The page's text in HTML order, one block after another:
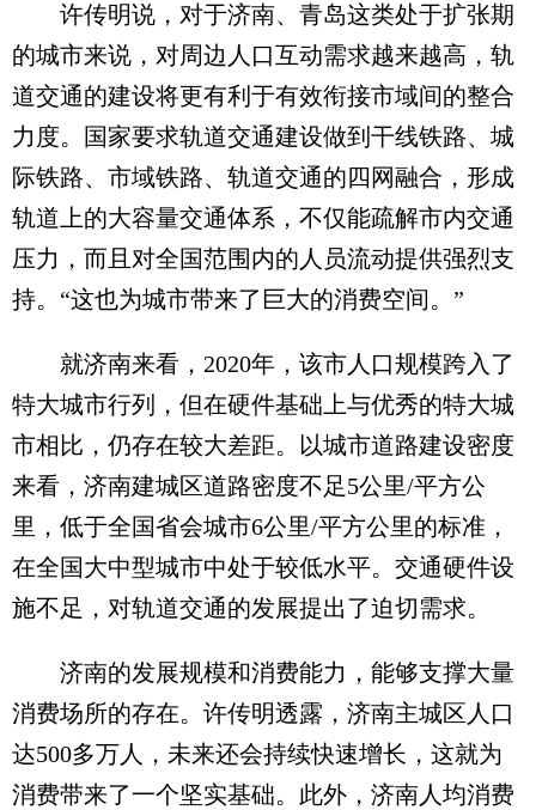
许传明说，对于济南、青岛这类处于扩张期
的城市来说，对周边人口互动需求越来越高，轨
道交通的建设将更有利于有效衔接市域间的整合
力度。国家要求轨道交通建设做到干线铁路、城
际铁路、市域铁路、轨道交通的四网融合，形成
轨道上的大容量交通体系，不仅能疏解市内交通
压力，而且对全国范围内的人员流动提供强烈支
持。“这也为城市带来了巨大的消费空间。”
就济南来看，2020年，该市人口规模跨入了
特大城市行列，但在硬件基础上与优秀的特大城
市相比，仍存在较大差距。以城市道路建设密度
来看，济南建城区道路密度不足5公里/平方公
里，低于全国省会城市6公里/平方公里的标准，
在全国大中型城市中处于较低水平。交通硬件设
施不足，对轨道交通的发展提出了迫切需求。
济南的发展规模和消费能力，能够支撑大量
消费场所的存在。许传明透露，济南主城区人口
达500多万人，未来还会持续快速增长，这就为
消费带来了一个坚实基础。此外，济南人均消费